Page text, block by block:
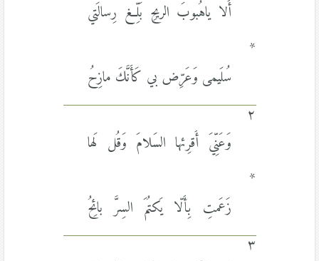
أَلا ياهُبوبَ الريحِ بَلِّغ رِسالَتي
*
سُلَيمى وَعَرِّض بي كَأَنَّكَ مازِحُ
٢
وَعَنِّيَ أَقرِئها السَلامَ وَقُل لَها
*
زَعَمتِ بِأَلّا يَكتُمَ السِرَّ بائِحُ
٣